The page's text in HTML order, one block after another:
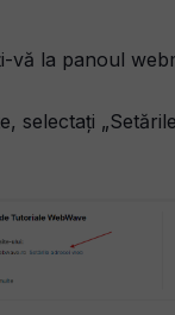
vă la panoul
selectați